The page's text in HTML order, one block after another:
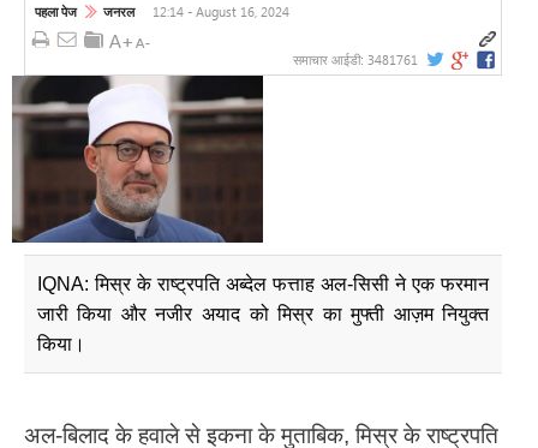
पहला पेज जनरल 12:14 - August 16, 2024
समाचार आईडी: 3481761
IQNA: मिस्र के राष्ट्रपति अब्देल फत्ताह अल-सिसी ने एक फरमान
जारी किया और नजीर अयाद को मिस्र का मुफ्ती आज़म नियुक्त
किया।
अल-बिलाद के हवाले से इकना के मुताबिक, मिस्र के राष्ट्रपति